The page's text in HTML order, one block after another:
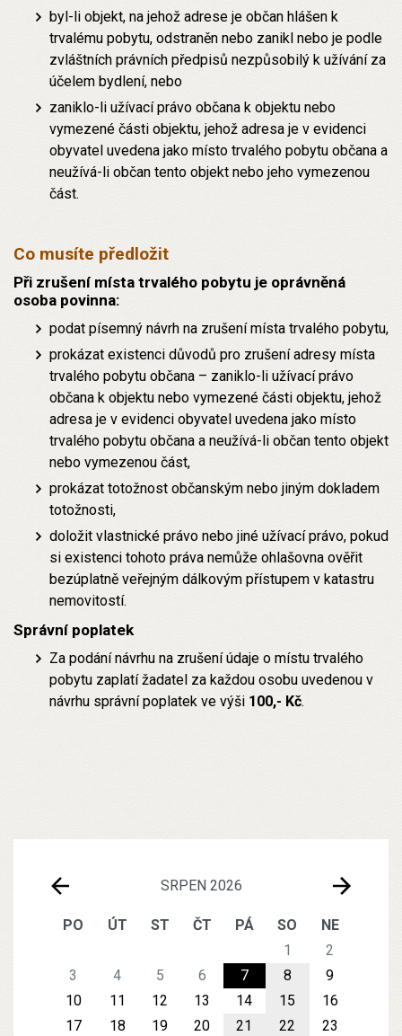
SRPEN 2026
PO ÚT ST ČT PÁ SO
NE
1
2
3
4 5 6 7 8
9
10
11 12 13 14 15
16
17
18 19 20 21 22
23
byl-li objekt, na jehož adrese je občan hlášen k
trvalému pobytu, odstraněn nebo zanikl nebo je podle
zvláštních právních předpisů nezpůsobilý k užívání za
účelem bydlení, nebo
zaniklo-li užívací právo občana k objektu nebo
vymezené části objektu, jehož adresa je v evidenci
obyvatel uvedena jako místo trvalého pobytu občana a
neužívá-li občan tento objekt nebo jeho vymezenou
část.
Co musíte předložit
Při zrušení místa trvalého pobytu je oprávněná
osoba povinna:
podat písemný návrh na zrušení místa trvalého pobytu,
prokázat existenci důvodů pro zrušení adresy místa
trvalého pobytu občana – zaniklo-li užívací právo
občana k objektu nebo vymezené části objektu, jehož
adresa je v evidenci obyvatel uvedena jako místo
trvalého pobytu občana a neužívá-li občan tento objekt
nebo vymezenou část,
prokázat totožnost občanským nebo jiným dokladem
totožnosti,
doložit vlastnické právo nebo jiné užívací právo, pokud
si existenci tohoto práva nemůže ohlašovna ověřit
bezúplatně veřejným dálkovým přístupem v katastru
nemovitostí.
Správní poplatek
Za podání návrhu na zrušení údaje o místu trvalého
pobytu zaplatí žadatel za každou osobu uvedenou v
návrhu správní poplatek ve výši 100,- Kč.